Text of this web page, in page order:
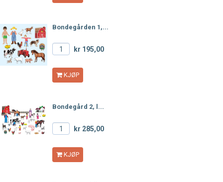
Bondegården 1,...
kr 195,00
KJØP
Bondegård 2, l...
kr 285,00
KJØP